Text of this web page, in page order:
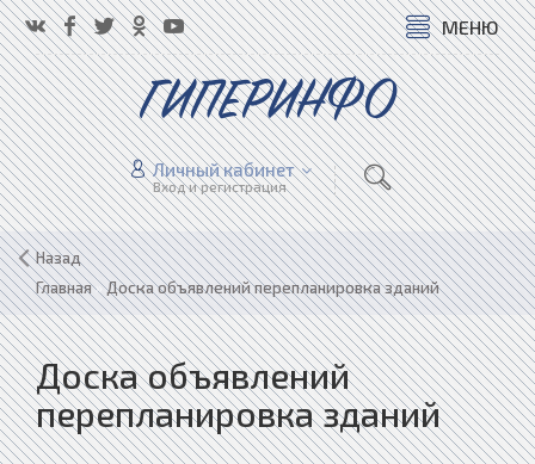
МЕНЮ
ГИПЕРИНФО
Личный кабинет
Вход и регистрация
Назад
Главная»Доска объявлений перепланировка зданий
Доска объявлений
перепланировка зданий